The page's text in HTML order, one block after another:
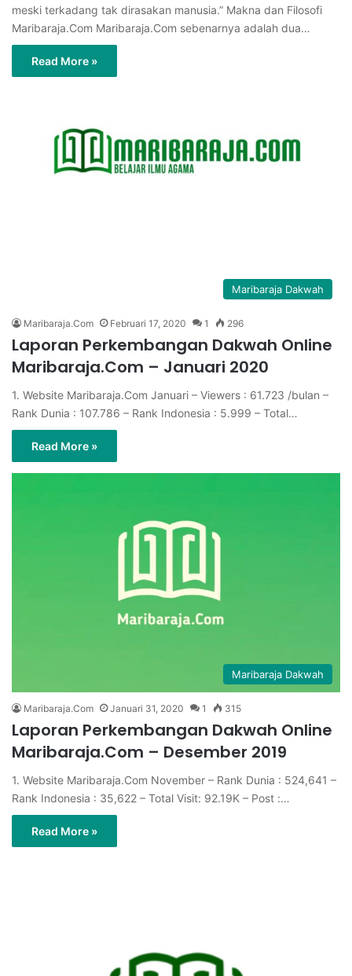
meski terkadang tak dirasakan manusia.” Makna dan Filosofi
Maribaraja.Com Maribaraja.Com sebenarnya adalah dua…
Read More »
Maribaraja Dakwah
Maribaraja.Com Februari 17, 2020 1 296
Laporan Perkembangan Dakwah Online
Maribaraja.Com – Januari 2020
1. Website Maribaraja.Com Januari – Viewers : 61.723 /bulan –
Rank Dunia : 107.786 – Rank Indonesia : 5.999 – Total…
Read More »
Maribaraja Dakwah
Maribaraja.Com Januari 31, 2020 1 315
Laporan Perkembangan Dakwah Online
Maribaraja.Com – Desember 2019
1. Website Maribaraja.Com November – Rank Dunia : 524,641 –
Rank Indonesia : 35,622 – Total Visit: 92.19K – Post :…
Read More »